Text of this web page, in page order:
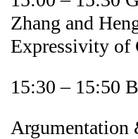
Zhang and
Expressivity of
15:30 – 15:50
Argumentation